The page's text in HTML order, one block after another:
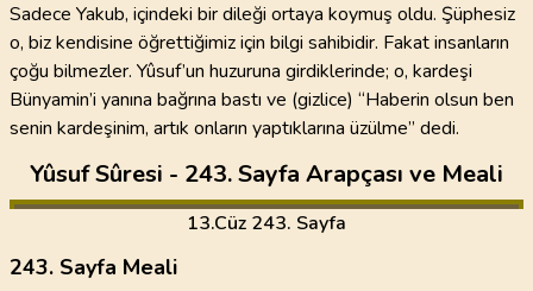
Sadece Yakub, içindeki bir dileği ortaya koymuş oldu. Şüphesiz
o, biz kendisine öğrettiğimiz için bilgi sahibidir. Fakat insanların
çoğu bilmezler. Yûsuf’un huzuruna girdiklerinde; o, kardeşi
Bünyamin’i yanına bağrına bastı ve (gizlice) “Haberin olsun ben
senin kardeşinim, artık onların yaptıklarına üzülme” dedi.
Yûsuf Sûresi - 243. Sayfa Arapçası ve Meali
13.Cüz 243. Sayfa
243. Sayfa Meali